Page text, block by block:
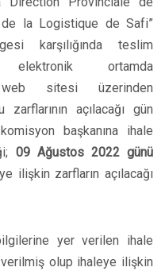
de la Logistique de Safi”
karşılığında teslim
ortamda
web sitesi üzerinden
açılacağı gün
başkanına ihale
09 Ağustos 2022 günü
ilişkin zarfların açılacağı
yer verilen ihale
olup ihaleye ilişkin